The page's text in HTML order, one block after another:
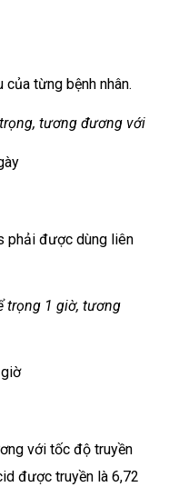
từng bệnh nhân.
tương đương với
phải được dùng liên
trọng 1 giờ, tương
với tốc độ truyền
được truyền là 6,72